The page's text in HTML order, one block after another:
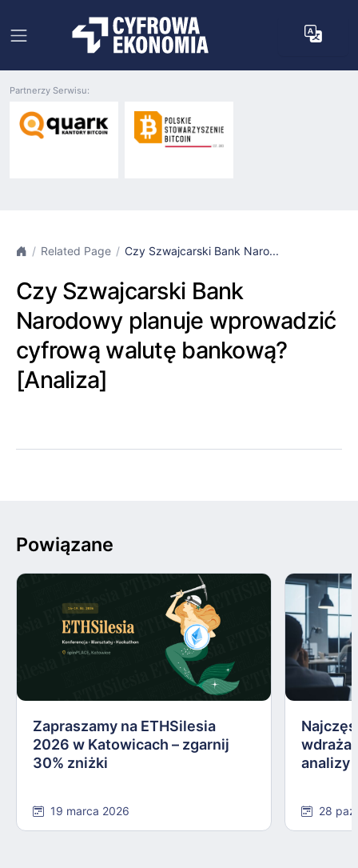
Partnerzy Serwisu:
Related Page Czy Szwajcarski Bank Naro...
Czy Szwajcarski Bank
Narodowy planuje wprowadzić
cyfrową walutę bankową?
[Analiza]
Powiązane
Zapraszamy na ETHSilesia
2026 w Katowicach – zgarnij
30% zniżki
19 marca 2026
analizy
28